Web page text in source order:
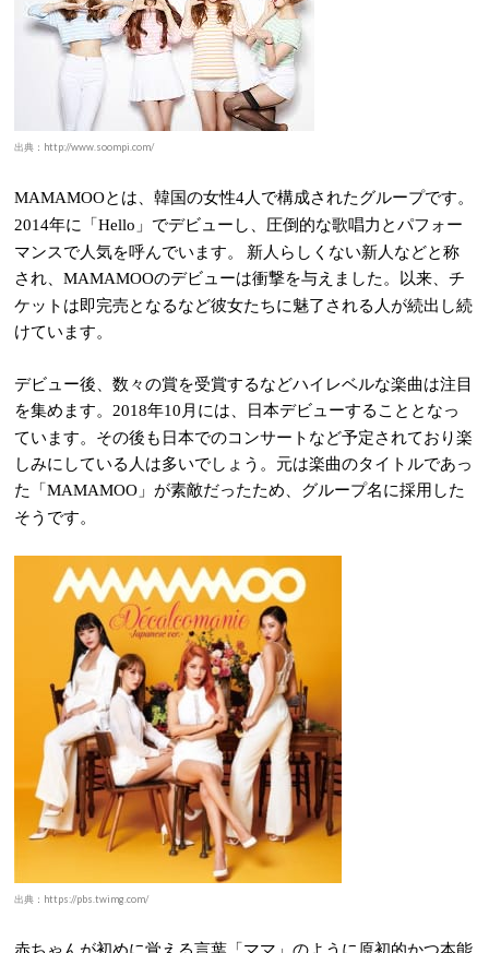
出典：http://www.soompi.com/
MAMAMOOとは、韓国の女性4人で構成されたグループです。
2014年に「Hello 」でデビューし、圧倒的な歌唱力とパフォー
マンスで人気を呼んでいます。 新人らしくない新人などと称
され、 MAMAMOOのデビューは衝撃を与えました。以来、チ
ケットは即完売となるなど彼女たちに魅了される人が続出し続
けています。
デビュー後、数々の賞を受賞するなどハイレベルな楽曲は注目
を集めます。
2018年10 月には、日本デビューすることとなっ
ています。その後も日本でのコンサートなど予定されており楽
しみにしている人は多いでしょう。元は楽曲のタイトルであっ
た「MAMAMOO 」が素敵だったため、グループ名に採用した
そうです。
出典：https://pbs.twimg.com/
赤ちゃんが初めに覚える言葉「ママ」のように原初的かつ本能